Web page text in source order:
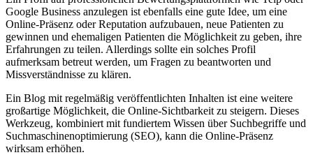
Google Business anzulegen ist ebenfalls eine gute Idee, um eine
Online-Präsenz oder Reputation aufzubauen, neue Patienten zu
gewinnen und ehemaligen Patienten die Möglichkeit zu geben, ihre
Erfahrungen zu teilen. Allerdings sollte ein solches Profil
aufmerksam betreut werden, um Fragen zu beantworten und
Missverständnisse zu klären.
Ein Blog mit regelmäßig veröffentlichten Inhalten ist eine weitere
großartige Möglichkeit, die Online-Sichtbarkeit zu steigern. Dieses
Werkzeug, kombiniert mit fundiertem Wissen über Suchbegriffe und
Suchmaschinenoptimierung (SEO), kann die Online-Präsenz
wirksam erhöhen.